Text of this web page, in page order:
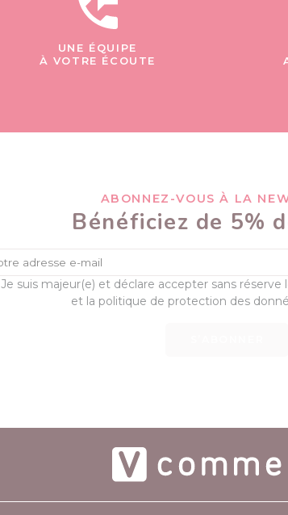
UNE ÉQUIPE
À VOTRE ÉCOUTE
ABONNEZ-VOUS À LA
Bénéficiez de 5%
Je suis majeur(e) et déclare accepter sans
et la politique de protection des